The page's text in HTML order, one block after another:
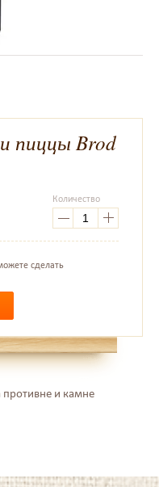
пиццы Brod
Количество
сделать
противне и камне